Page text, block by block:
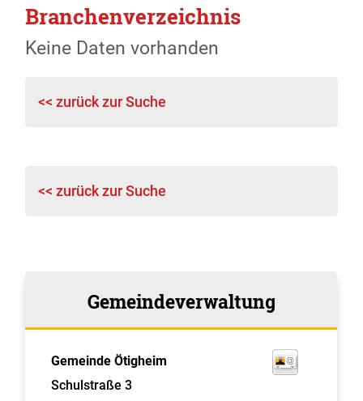
Branchenverzeichnis
Keine Daten vorhanden
<< zurück zur Suche
<< zurück zur Suche
Gemeindeverwaltung
Gemeinde Ötigheim
Schulstraße 3